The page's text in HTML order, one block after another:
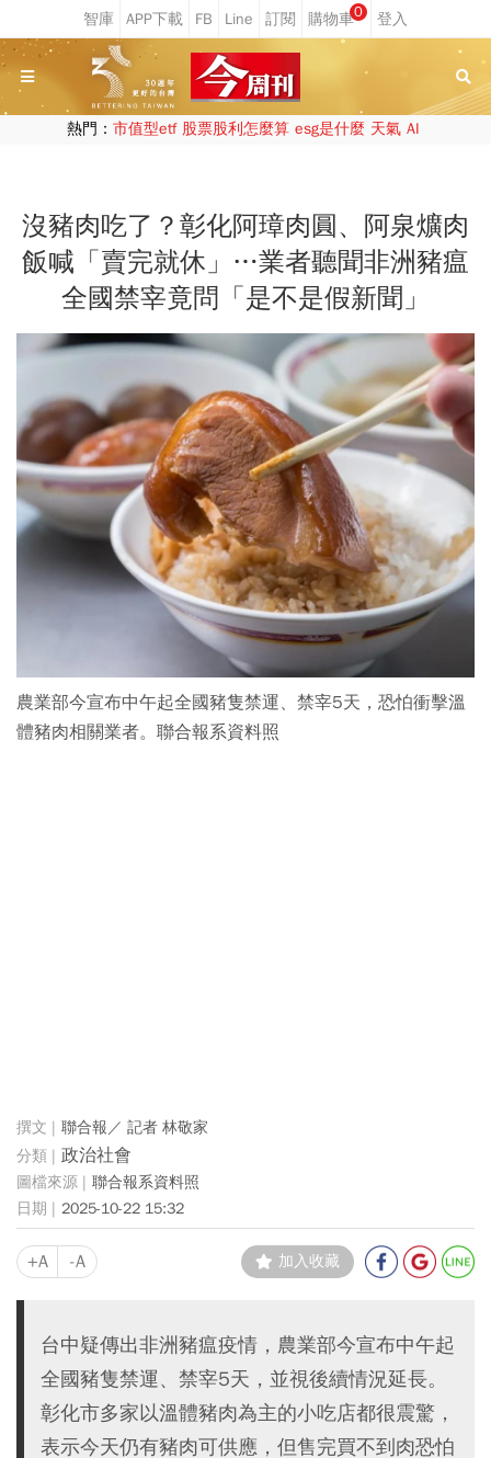
0
熱門： 市值型etf 股票股利怎麼算 esg是什麼 天氣 AI
沒豬肉吃了？彰化阿璋肉圓、阿泉爌肉
飯喊「賣完就休」…業者聽聞非洲豬瘟
全國禁宰竟問「是不是假新聞」
農業部今宣布中午起全國豬隻禁運、禁宰5天，恐怕衝擊溫
體豬肉相關業者。聯合報系資料照
聯合報／ 記者 林敬家
政治社會
聯合報系資料照
2025-10-22 15:32
+A -A 加入收藏
台中疑傳出非洲豬瘟疫情，農業部今宣布中午起
全國豬隻禁運、禁宰5天，並視後續情況延長。
彰化市多家以溫體豬肉為主的小吃店都很震驚，
表示今天仍有豬肉可供應，但售完買不到肉恐怕